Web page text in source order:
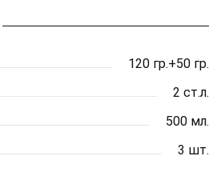
120 гр.+50 гр.
2 ст.л.
500 мл.
3 шт.